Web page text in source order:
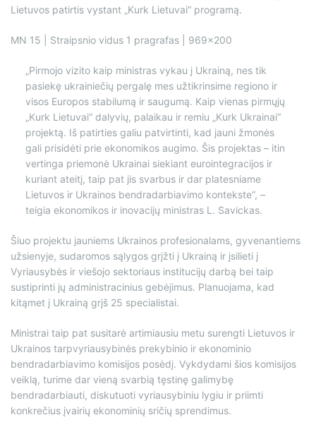
Lietuvos patirtis vystant „Kurk Lietuvai“ programą.
MN 15 | Straipsnio vidus 1 pragrafas | 969×200
„Pirmojo vizito kaip ministras vykau į Ukrainą, nes tik
pasiekę ukrainiečių pergalę mes užtikrinsime regiono ir
visos Europos stabilumą ir saugumą. Kaip vienas pirmųjų
„Kurk Lietuvai“ dalyvių, palaikau ir remiu „Kurk Ukrainai“
projektą. Iš patirties galiu patvirtinti, kad jauni žmonės
gali prisidėti prie ekonomikos augimo. Šis projektas – itin
vertinga priemonė Ukrainai siekiant eurointegracijos ir
kuriant ateitį, taip pat jis svarbus ir dar platesniame
Lietuvos ir Ukrainos bendradarbiavimo kontekste“, –
teigia ekonomikos ir inovacijų ministras L. Savickas.
Šiuo projektu jauniems Ukrainos profesionalams, gyvenantiems
užsienyje, sudaromos sąlygos grįžti į Ukrainą ir įsilieti į
Vyriausybės ir viešojo sektoriaus institucijų darbą bei taip
sustiprinti jų administracinius gebėjimus. Planuojama, kad
kitąmet į Ukrainą grįš 25 specialistai.
Ministrai taip pat susitarė artimiausiu metu surengti Lietuvos ir
Ukrainos tarpvyriausybinės prekybinio ir ekonominio
bendradarbiavimo komisijos posėdį. Vykdydami šios komisijos
veiklą, turime dar vieną svarbią tęstinę galimybę
bendradarbiauti, diskutuoti vyriausybiniu lygiu ir priimti
konkrečius įvairių ekonominių sričių sprendimus.